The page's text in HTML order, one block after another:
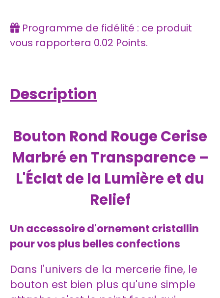
Programme de fidélité : ce produit
vous rapportera 0.02 Points.
Description
Bouton Rond Rouge Cerise
Marbré en Transparence –
L'Éclat de la Lumière et du
Relief
Un accessoire d'ornement cristallin
pour vos plus belles confections
Dans l'univers de la mercerie fine, le
bouton est bien plus qu'une simple